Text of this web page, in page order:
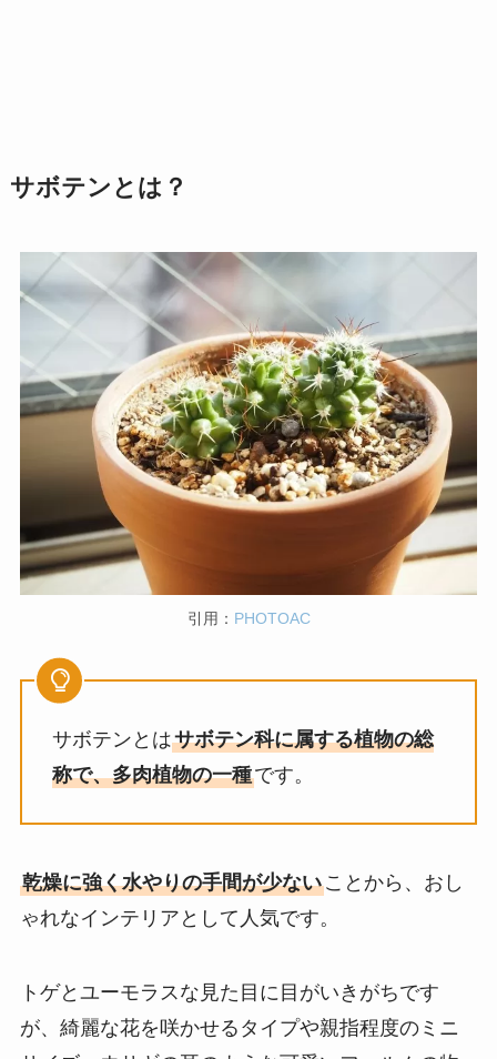
サボテンとは？
引用： PHOTOAC
サボテンとはサボテン科に属する植物の総
称で、多肉植物の一種です。
乾燥に強く水やりの手間が少ないことから、おし
ゃれなインテリアとして人気です。
トゲとユーモラスな見た目に目がいきがちです
が、綺麗な花を咲かせるタイプや親指程度のミニ